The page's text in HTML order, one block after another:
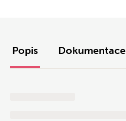
Popis Dokumentace